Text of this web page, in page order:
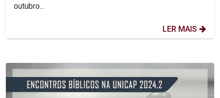
outubro...
LER MAIS